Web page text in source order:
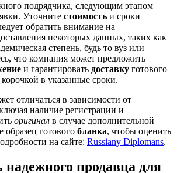
подрядчика, следующим этапом
Уточните стоимость и сроки
обратить внимание на
некоторых данных, таких как
степень, будь то вуз или
что компания может предложить
и гарантировать доставку готового
корочкой в указанные сроки.
отличаться в зависимости от
наличие регистрации и
оригинал в случае дополнительной
образец готового бланка, чтобы оценить
на сайте: Russiany Diplomans.
продавца для